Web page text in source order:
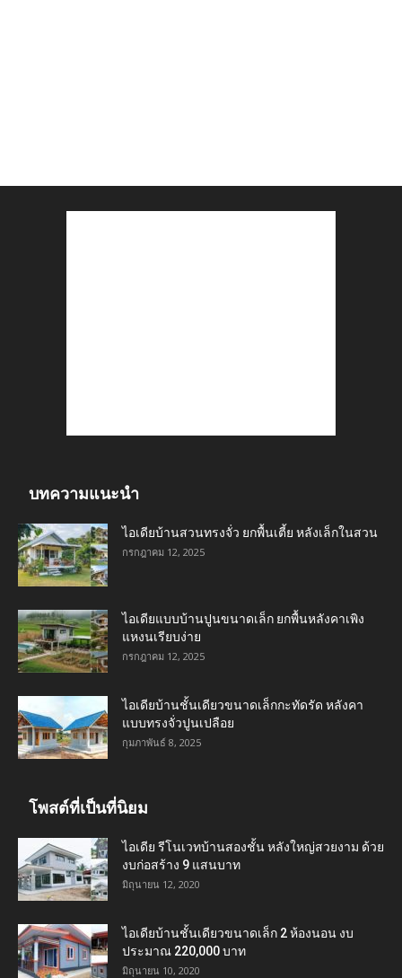
บทความแนะนำ
ไอเดียบ้านสวนทรงจั่ว ยกพื้นเตี้ย หลังเล็กในสวน
กรกฎาคม 12, 2025
ไอเดียแบบบ้านปูนขนาดเล็ก ยกพื้นหลังคาเพิง
แหงนเรียบง่าย
กรกฎาคม 12, 2025
ไอเดียบ้านชั้นเดียวขนาดเล็กกะทัดรัด หลังคา
แบบทรงจั่วปูนเปลือย
กุมภาพันธ์ 8, 2025
โพสต์ที่เป็นที่นิยม
ไอเดีย รีโนเวทบ้านสองชั้น หลังใหญ่สวยงาม ด้วย
งบก่อสร้าง 9 แสนบาท
มิถุนายน 12, 2020
ไอเดียบ้านชั้นเดียวขนาดเล็ก 2 ห้องนอน งบ
ประมาณ 220,000 บาท
มิถุนายน 10, 2020